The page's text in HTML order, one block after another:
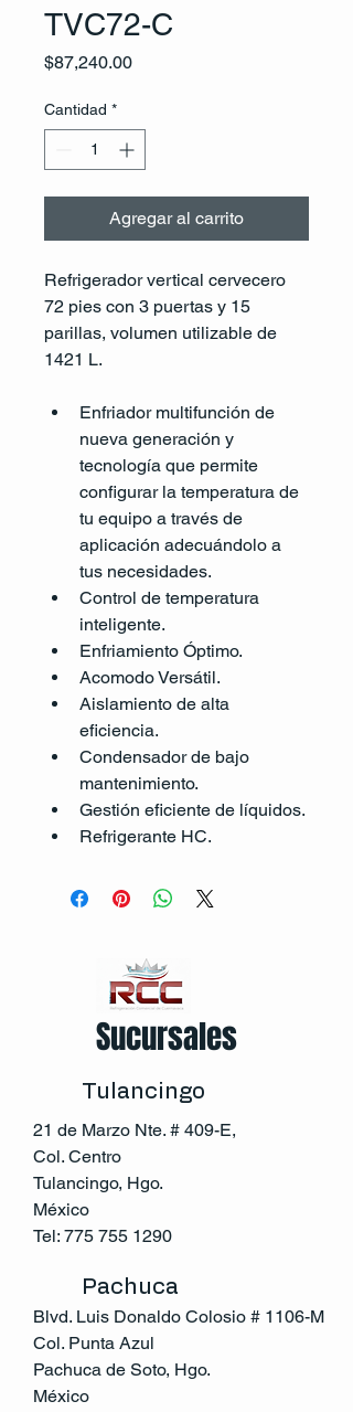
TVC72-C
$87,240.00Precio
Cantidad *
Agregar al carrito
Refrigerador vertical cervecero
72 pies con 3 puertas y 15
parillas, volumen utilizable de
1421 L.
Enfriador multifunción de
nueva generación y
tecnología que permite
configurar la temperatura de
tu equipo a través de
aplicación adecuándolo a
tus necesidades.
Control de temperatura
inteligente.
Enfriamiento Óptimo.
Acomodo Versátil.
Aislamiento de alta
eficiencia.
Condensador de bajo
mantenimiento.
Gestión eficiente de líquidos.
Refrigerante HC.
Sucursales
Tulancingo
21 de Marzo Nte. # 409-E,
Col. Centro
Tulancingo, Hgo.
México
Tel: 775 755 1290
Pachuca
Blvd. Luis Donaldo Colosio # 1106-M
Col. Punta Azul
Pachuca de Soto, Hgo.
México